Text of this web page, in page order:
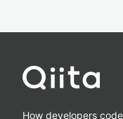
How developers